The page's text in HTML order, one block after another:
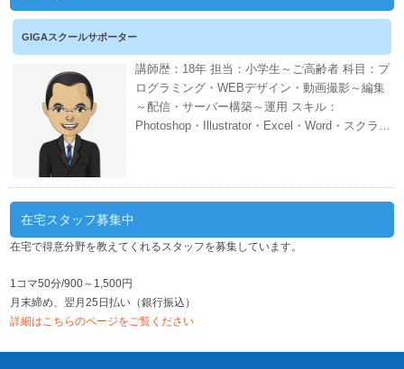
GIGAスクールサポーター
講師歴：18年 担当：小学生～ご高齢者 科目：プ
ログラミング・WEBデザイン・動画撮影～編集
～配信・サーバー構築～運用 スキル：
Photoshop・Illustrator・Excel・Word・スクラッ
在宅スタッフ募集中
在宅で得意分野を教えてくれるスタッフを募集しています。
1コマ50分/900～1,500円
月末締め、翌月25日払い（銀行振込）
詳細はこちらのページをご覧ください